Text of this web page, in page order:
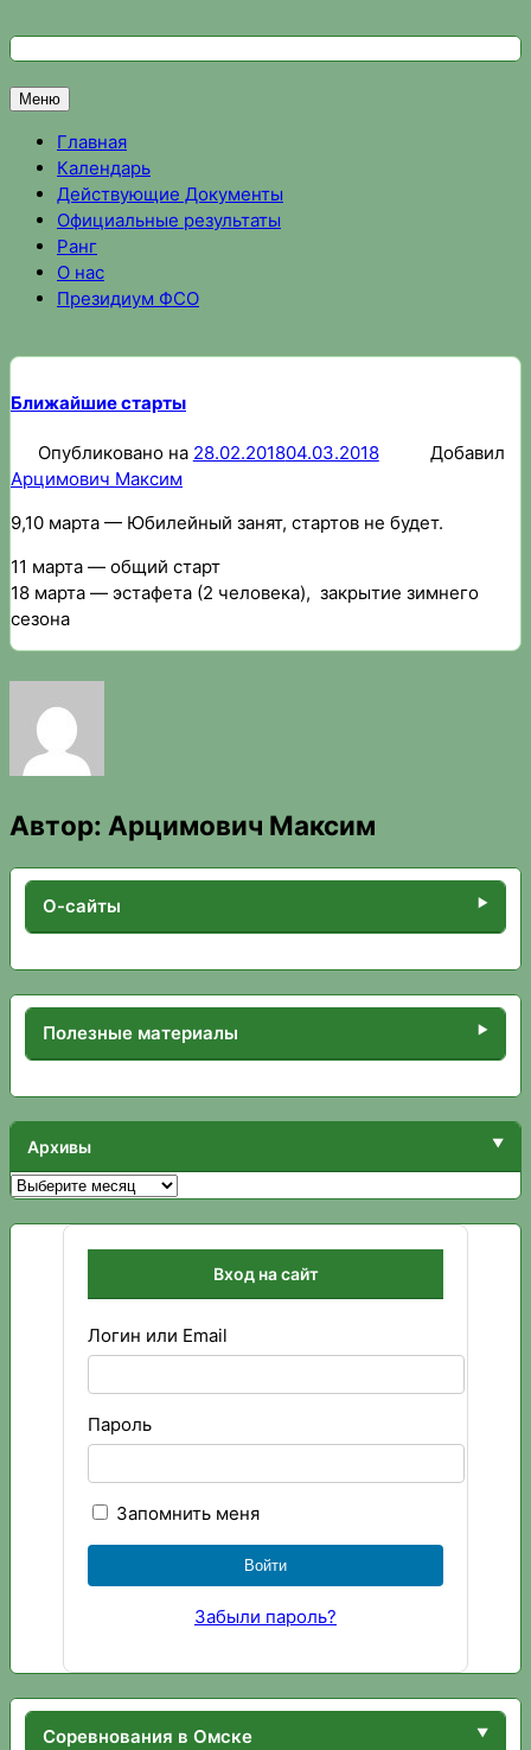
кФедерация спортивного ориентирования Омской области
Спортивное ориентирование в Омске, результаты
Меню
Главная
Календарь
Действующие Документы
Официальные результаты
Ранг
О нас
Президиум ФСО
Ближайшие старты
Опубликовано на 28.02.201804.03.2018
Добавил
Арцимович Максим
9,10 марта — Юбилейный занят, стартов не будет.
11 марта — общий старт
18 марта — эстафета (2 человека), закрытие зимнего
сезона
Автор: Арцимович Максим
О-сайты
Полезные материалы
Архивы
Архивы
Вход на сайт
Логин или Email
Пароль
Запомнить меня
Забыли пароль?
Соревнования в Омске